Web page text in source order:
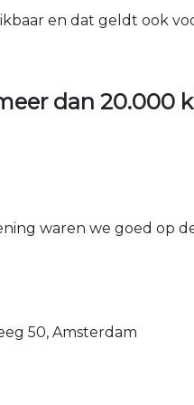
en dat geldt ook
dan 20.000
waren we goed op
50, Amsterdam